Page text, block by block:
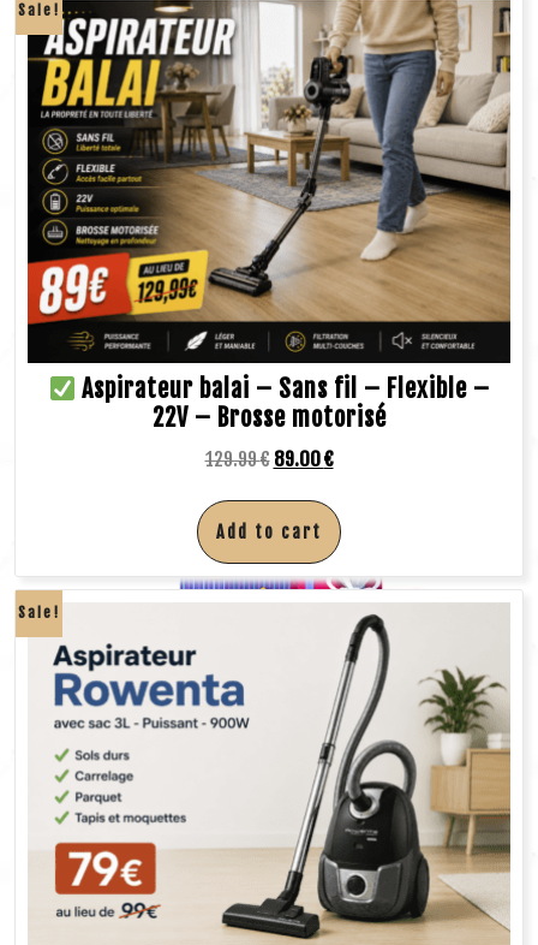
Sale!
Aspirateur balai – Sans fil – Flexible –
22V – Brosse motorisé
129.99€ 89.00€
Add to cart
Sale!